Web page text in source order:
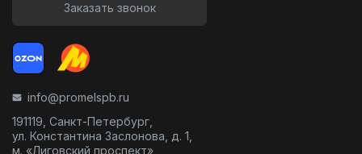
Заказать звонок
info@promelspb.ru
191119, Санкт-Петербург,
ул. Константина Заслонова, д. 1,
м. «Лиговский проспект»